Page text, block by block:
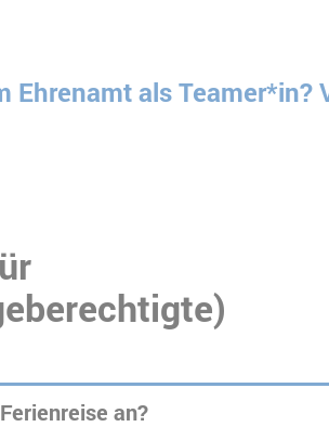
Ehrenamt als
an?